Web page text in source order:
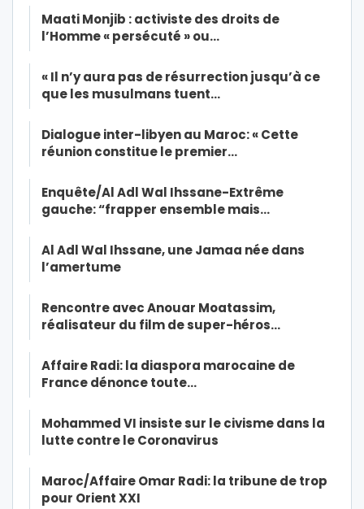
Maati Monjib : activiste des droits de
l’Homme « persécuté » ou…
« Il n’y aura pas de résurrection jusqu’à ce
que les musulmans tuent…
Dialogue inter-libyen au Maroc: « Cette
réunion constitue le premier…
Enquête/Al Adl Wal Ihssane-Extrême
gauche: “frapper ensemble mais…
Al Adl Wal Ihssane, une Jamaa née dans
l’amertume
Rencontre avec Anouar Moatassim,
réalisateur du film de super-héros…
Affaire Radi: la diaspora marocaine de
France dénonce toute…
Mohammed VI insiste sur le civisme dans la
lutte contre le Coronavirus
Maroc/Affaire Omar Radi: la tribune de trop
pour Orient XXI